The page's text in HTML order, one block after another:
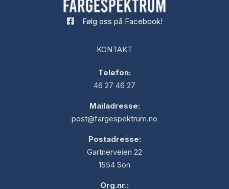
Følg oss på Facebook!
KONTAKT
Telefon:
46 27 46 27
Mailadresse:
post@fargespektrum.no
Postadresse:
Gartnerveien 22
1554 Son
Org.nr.: